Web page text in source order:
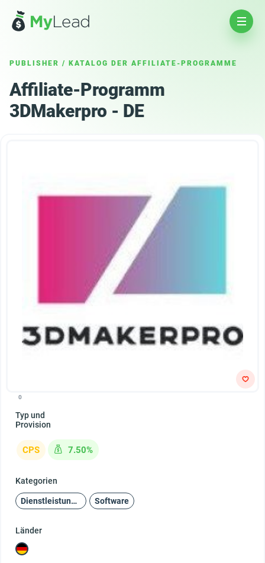
PUBLISHER / KATALOG DER AFFILIATE-PROGRAMME
Affiliate-Programm
3DMakerpro - DE
0
Typ und
Provision
CPS 7.50%
Kategorien
Dienstleistungen Software
Länder